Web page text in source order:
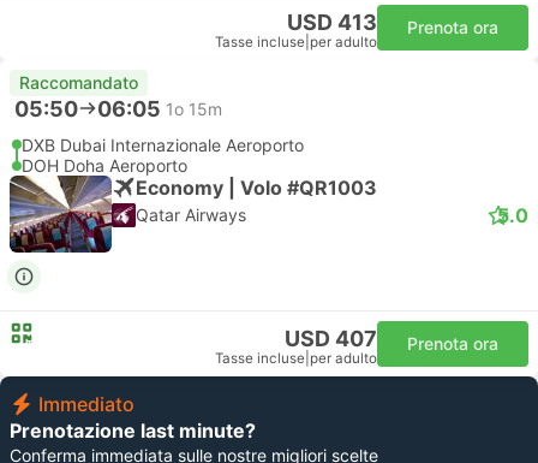
USD 413
Tasse incluse per adulto
Prenota ora
Raccomandato
05:50 06:05 1o 15m
DXB Dubai Internazionale Aeroporto
DOH Doha Aeroporto
Economy | Volo #QR1003
Qatar Airways 5.0
USD 407
Tasse incluse per adulto
Prenota ora
Immediato
Prenotazione last minute?
Conferma immediata sulle nostre migliori scelte